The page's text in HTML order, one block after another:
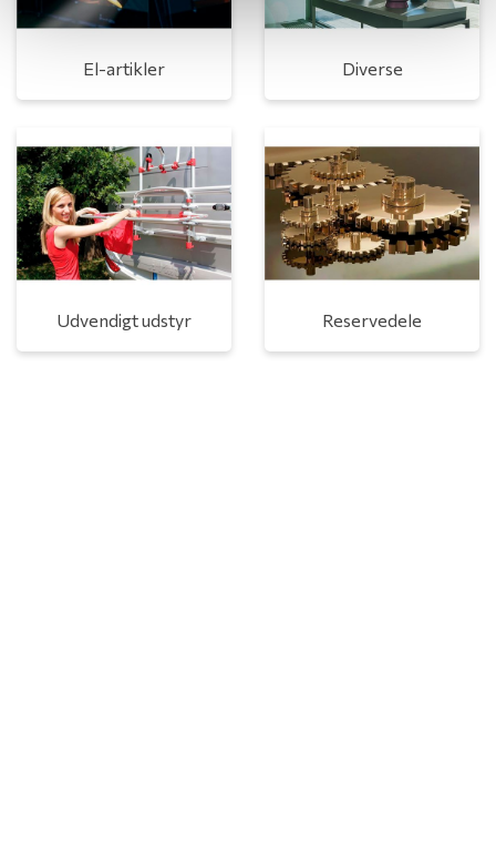
El-artikler Diverse
Udvendigt udstyr Reservedele